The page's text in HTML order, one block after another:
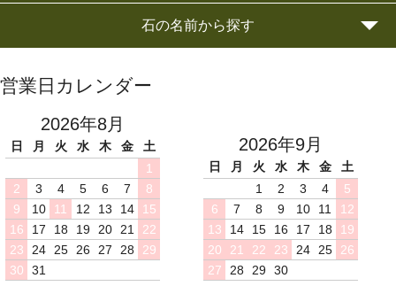
石の名前から探す
営業日カレンダー
2026年8月
日 月 火 水 木 金
土
1
2
3 4 5 6 7
8
9
10 11 12 13 14
15
16
17 18 19 20 21
22
23
24 25 26 27 28
29
30
31
2026年9月
日 月 火 水 木 金
土
1
2 3 4
5
6
7 8 9 10 11
12
13
14 15 16 17 18
19
20
21 22 23 24 25
26
27
28 29 30